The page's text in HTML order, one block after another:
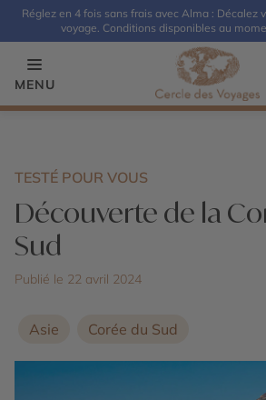
Réglez en 4 fois sans frais avec Alma : Décalez
voyage. Conditions disponibles au
MENU
TESTÉ POUR VOUS
Découverte de la
Sud
Publié le 22 avril 2024
Asie Corée du Sud